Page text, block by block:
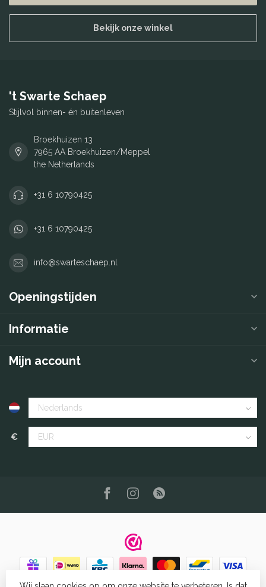
Bekijk onze winkel
't Swarte Schaep
Stijlvol binnen- én buitenleven
Broekhuizen 13
7965 AA Broekhuizen/Meppel
the Netherlands
+31 6 10790425
+31 6 10790425
info@swarteschaep.nl
Openingstijden
Informatie
Mijn account
€